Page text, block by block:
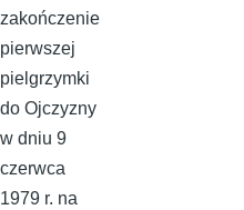
zakończenie
pierwszej
pielgrzymki
do Ojczyzny
w dniu 9
czerwca
1979 r. na